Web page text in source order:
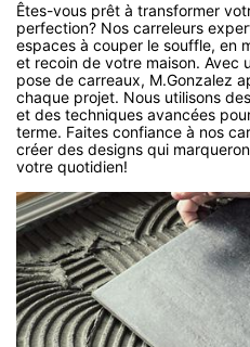
Êtes-vous prêt à transformer
perfection? Nos carreleurs
espaces à couper le souffle, en
et recoin de votre maison. Avec
pose de carreaux, M.Gonzalez
chaque projet. Nous utilisons
et des techniques avancées
terme. Faites confiance à nos
créer des designs qui
votre quotidien!